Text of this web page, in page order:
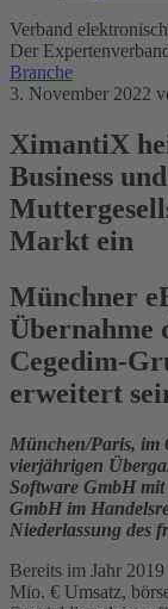
Verband
Der
Branche
3. November 2022
­XimantiX
Business
Markt ein
Münchner
Übernahme
Cegedim-
erweitert
München/Paris, im
vierjährigen
Software GmbH
GmbH im
Niederlassung des
Bereits im Jahr
Mio. € Umsatz,